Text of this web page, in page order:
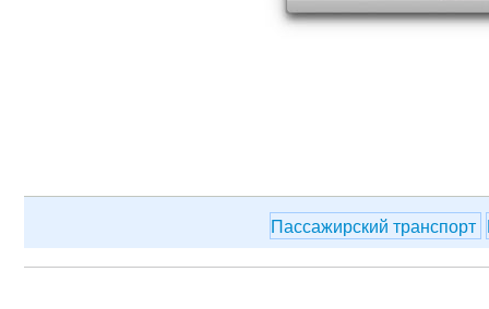
Пассажирский транспорт